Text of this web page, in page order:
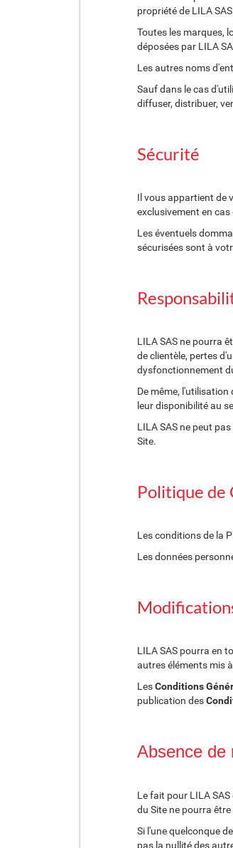
propriété de LILA
Toutes les marques,
déposées par LILA
Les autres noms
Sauf dans le cas
diffuser, distribuer,
Sécurité
Il vous appartient de
exclusivement en
Les éventuels
sécurisées sont à
LILA SAS ne pourra
de clientèle, pertes
dysfonctionnement
De même,
leur disponibilité au
LILA SAS ne peut
Site.
Politique de
Les conditions de la
Les données
LILA SAS pourra en
autres éléments mis
LesConditions
publication des
Absence de
Le fait pour LILA
du Site ne pourra
Si l'une quelconque
pas la nullité des